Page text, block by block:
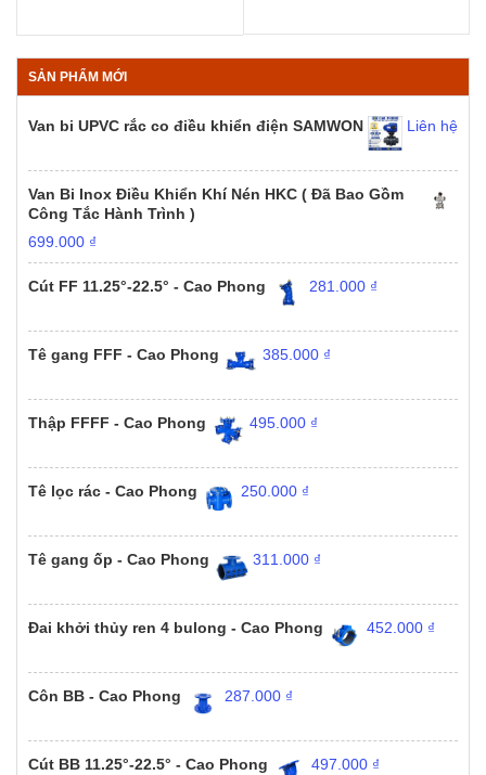
SẢN PHẨM MỚI
Van bi UPVC rắc co điều khiển điện SAMWON Liên hệ
Van Bi Inox Điều Khiển Khí Nén HKC ( Đã Bao Gồm
Công Tắc Hành Trình )
699.000 ₫
Cút FF 11.25°-22.5° - Cao Phong 281.000 ₫
Tê gang FFF - Cao Phong 385.000 ₫
Thập FFFF - Cao Phong 495.000 ₫
Tê lọc rác - Cao Phong 250.000 ₫
Tê gang ốp - Cao Phong 311.000 ₫
Đai khởi thủy ren 4 bulong - Cao Phong 452.000 ₫
Côn BB - Cao Phong 287.000 ₫
Cút BB 11.25°-22.5° - Cao Phong 497.000 ₫